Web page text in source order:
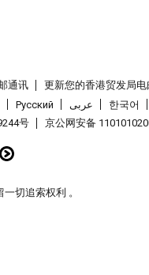
通讯 更新您的香港贸发局电
Pусский عربى 한국어
号 京公网安备
切追索权利 。